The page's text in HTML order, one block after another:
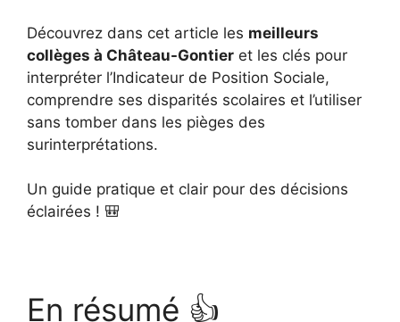
Découvrez dans cet article les meilleurs
collèges à Château-Gontier et les clés pour
interpréter l’Indicateur de Position Sociale,
comprendre ses disparités scolaires et l’utiliser
sans tomber dans les pièges des
surinterprétations.
Un guide pratique et clair pour des décisions
éclairées ! 🎒
En résumé 👍